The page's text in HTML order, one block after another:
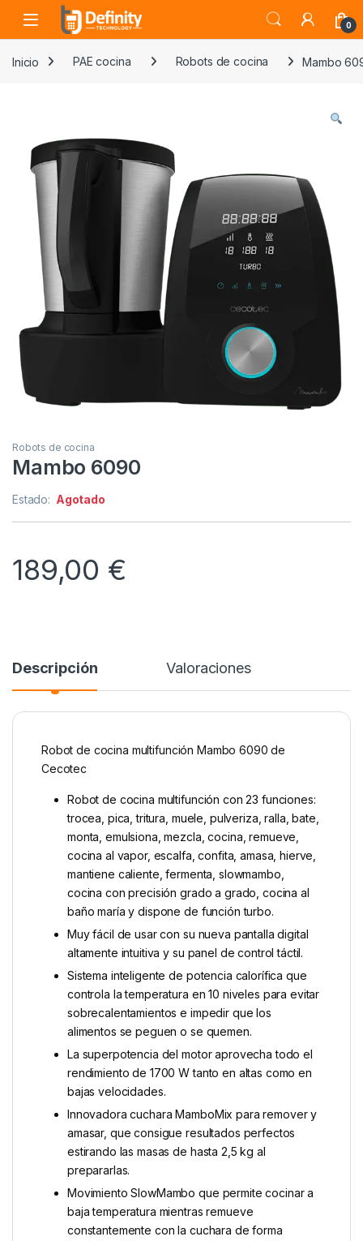
Skip to navigation
Skip to content
Open 0
Inicio PAE cocina Robots de cocina Mambo
Robots de cocina
Mambo 6090
Estado: Agotado
189,00 €
Descripción Valoraciones
Robot de cocina multifunción Mambo 6090 de
Cecotec
Robot de cocina multifunción con 23 funciones:
trocea, pica, tritura, muele, pulveriza, ralla, bate,
monta, emulsiona, mezcla, cocina, remueve,
cocina al vapor, escalfa, confita, amasa, hierve,
mantiene caliente, fermenta, slowmambo,
cocina con precisión grado a grado, cocina al
baño maría y dispone de función turbo.
Muy fácil de usar con su nueva pantalla digital
altamente intuitiva y su panel de control táctil.
Sistema inteligente de potencia calorífica que
controla la temperatura en 10 niveles para evitar
sobrecalentamientos e impedir que los
alimentos se peguen o se quemen.
La superpotencia del motor aprovecha todo el
rendimiento de 1700 W tanto en altas como en
bajas velocidades.
Innovadora cuchara MamboMix para remover y
amasar, que consigue resultados perfectos
estirando las masas de hasta 2,5 kg al
prepararlas.
Movimiento SlowMambo que permite cocinar a
baja temperatura mientras remueve
constantemente con la cuchara de forma